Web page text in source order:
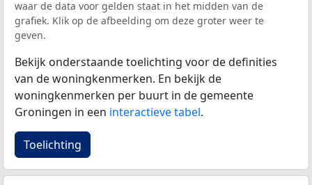
waar de data voor gelden staat in het midden van de
grafiek. Klik op de afbeelding om deze groter weer te
geven.
Bekijk onderstaande toelichting voor de definities
van de woningkenmerken. En bekijk de
woningkenmerken per buurt in de gemeente
Groningen in een interactieve tabel.
Toelichting